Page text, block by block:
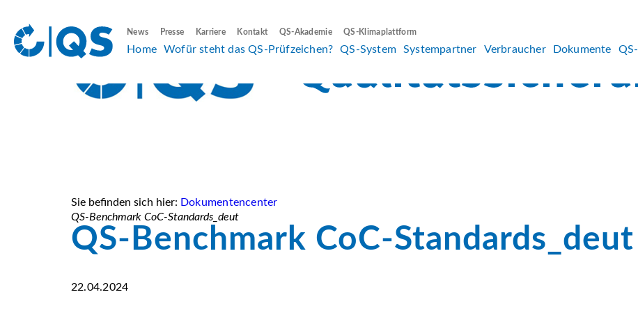
News Presse Karriere Kontakt QS-Akademie QS-Klimaplattform
Home Wofür steht das QS-Prüfzeichen? QS-System Systempartner Verbraucher Dokumente
Sie befinden sich hier: Dokumentencenter
QS-Benchmark CoC-Standards_deut
QS-Benchmark CoC-Standards_deut
22.04.2024